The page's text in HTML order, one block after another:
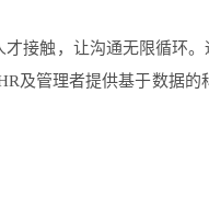
接触，让沟通无限循环
及管理者提供基于数据的